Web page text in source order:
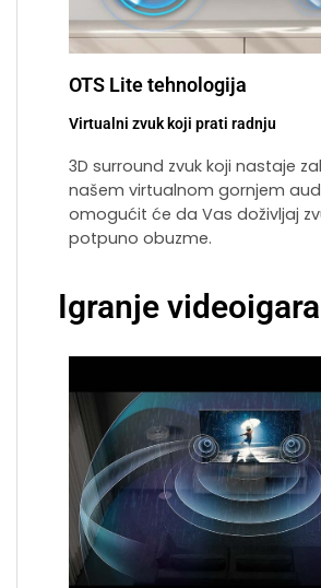
OTS Lite tehnologija
Virtualni zvuk koji prati radnju
3D surround zvuk koji nastaje
našem virtualnom gornjem
omogućit će da Vas doživljaj
potpuno obuzme.
Igranje videoigara